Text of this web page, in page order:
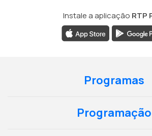
Instale a aplicação RTP
Programas
Programação